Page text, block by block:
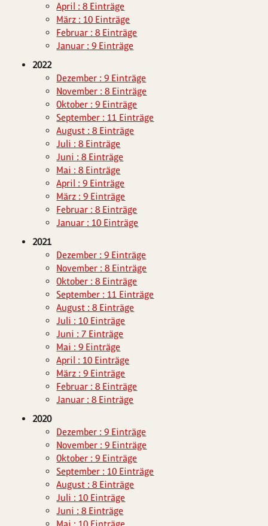
April : 8 Einträge
März : 10 Einträge
Februar : 8 Einträge
Januar : 9 Einträge
2022
Dezember : 9 Einträge
November : 8 Einträge
Oktober : 9 Einträge
September : 11 Einträge
August : 8 Einträge
Juli : 8 Einträge
Juni : 8 Einträge
Mai : 8 Einträge
April : 9 Einträge
März : 9 Einträge
Februar : 8 Einträge
Januar : 10 Einträge
2021
Dezember : 9 Einträge
November : 8 Einträge
Oktober : 8 Einträge
September : 11 Einträge
August : 8 Einträge
Juli : 10 Einträge
Juni : 7 Einträge
Mai : 9 Einträge
April : 10 Einträge
März : 9 Einträge
Februar : 8 Einträge
Januar : 8 Einträge
2020
Dezember : 9 Einträge
November : 9 Einträge
Oktober : 9 Einträge
September : 10 Einträge
August : 8 Einträge
Juli : 10 Einträge
Juni : 8 Einträge